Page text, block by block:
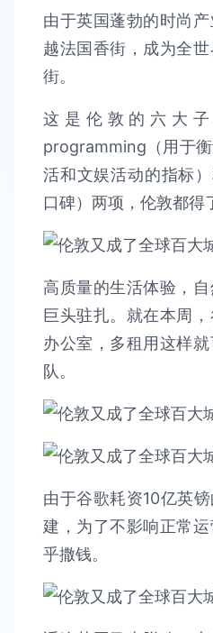
由于英国蓬勃的时尚
越法国香街，成为全
街。
这是伦敦的六大
programming（用于
活和文娱活动的指标
口碑）两项，伦敦都得
高质量的生活体验，
巨头驻扎。就在本周
办公室，多租用这样
队。
由于谷歌耗资10亿英
建，为了不影响正常
乎撒钱。